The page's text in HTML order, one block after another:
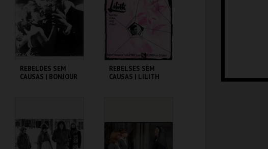
MAIS INFO
COMPRAR
MAIS INFO
COMPRAR
REBELDES SEM
CAUSAS | BONJOUR
MAIS INFO
REBELSES SEM
CAUSAS | LILITH
MAIS INFO